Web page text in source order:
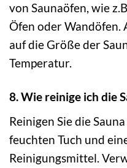
von Saunaöfen, wie
Öfen oder Wandöfen.
auf die Größe der
Temperatur.
8. Wie reinige ich die
Reinigen Sie die
feuchten Tuch und
Reinigungsmittel.